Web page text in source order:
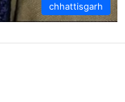
chhattisgarh